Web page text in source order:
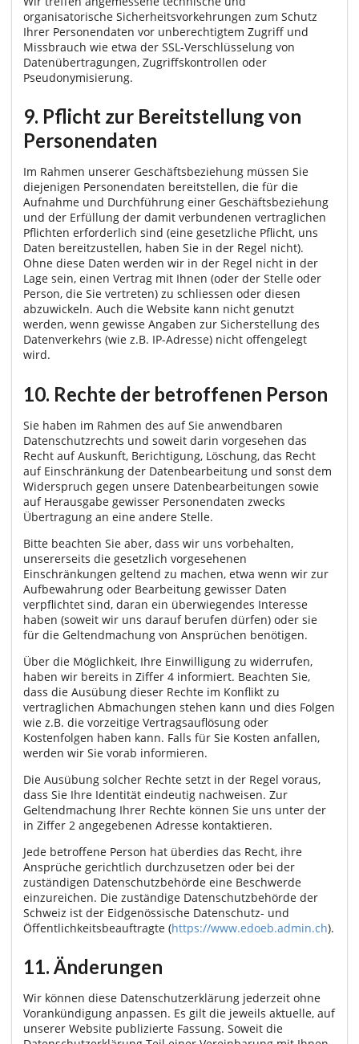
organisatorische Sicherheitsvorkehrungen zum Schutz
Ihrer Personendaten vor unberechtigtem Zugriff und
Missbrauch wie etwa der SSL-Verschlüsselung von
Datenübertragungen, Zugriffskontrollen oder
Pseudonymisierung.
9. Pflicht zur Bereitstellung von
Personendaten
Im Rahmen unserer Geschäftsbeziehung müssen Sie
diejenigen Personendaten bereitstellen, die für die
Aufnahme und Durchführung einer Geschäftsbeziehung
und der Erfüllung der damit verbundenen vertraglichen
Pflichten erforderlich sind (eine gesetzliche Pflicht, uns
Daten bereitzustellen, haben Sie in der Regel nicht).
Ohne diese Daten werden wir in der Regel nicht in der
Lage sein, einen Vertrag mit Ihnen (oder der Stelle oder
Person, die Sie vertreten) zu schliessen oder diesen
abzuwickeln. Auch die Website kann nicht genutzt
werden, wenn gewisse Angaben zur Sicherstellung des
Datenverkehrs (wie z.B. IP-Adresse) nicht offengelegt
wird.
10. Rechte der betroffenen Person
Sie haben im Rahmen des auf Sie anwendbaren
Datenschutzrechts und soweit darin vorgesehen das
Recht auf Auskunft, Berichtigung, Löschung, das Recht
auf Einschränkung der Datenbearbeitung und sonst dem
Widerspruch gegen unsere Datenbearbeitungen sowie
auf Herausgabe gewisser Personendaten zwecks
Übertragung an eine andere Stelle.
Bitte beachten Sie aber, dass wir uns vorbehalten,
unsererseits die gesetzlich vorgesehenen
Einschränkungen geltend zu machen, etwa wenn wir zur
Aufbewahrung oder Bearbeitung gewisser Daten
verpflichtet sind, daran ein überwiegendes Interesse
haben (soweit wir uns darauf berufen dürfen) oder sie
für die Geltendmachung von Ansprüchen benötigen.
Über die Möglichkeit, Ihre Einwilligung zu widerrufen,
haben wir bereits in Ziffer 4 informiert. Beachten Sie,
dass die Ausübung dieser Rechte im Konflikt zu
vertraglichen Abmachungen stehen kann und dies Folgen
wie z.B. die vorzeitige Vertragsauflösung oder
Kostenfolgen haben kann. Falls für Sie Kosten anfallen,
werden wir Sie vorab informieren.
Die Ausübung solcher Rechte setzt in der Regel voraus,
dass Sie Ihre Identität eindeutig nachweisen. Zur
Geltendmachung Ihrer Rechte können Sie uns unter der
in Ziffer 2 angegebenen Adresse kontaktieren.
Jede betroffene Person hat überdies das Recht, ihre
Ansprüche gerichtlich durchzusetzen oder bei der
zuständigen Datenschutzbehörde eine Beschwerde
einzureichen. Die zuständige Datenschutzbehörde der
Schweiz ist der Eidgenössische Datenschutz- und
Öffentlichkeitsbeauftragte (https://www.edoeb.admin.ch).
11. Änderungen
Wir können diese Datenschutzerklärung jederzeit ohne
Vorankündigung anpassen. Es gilt die jeweils aktuelle, auf
unserer Website publizierte Fassung. Soweit die